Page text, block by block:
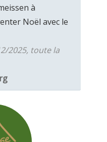
à
Noël avec le
2025, toute la